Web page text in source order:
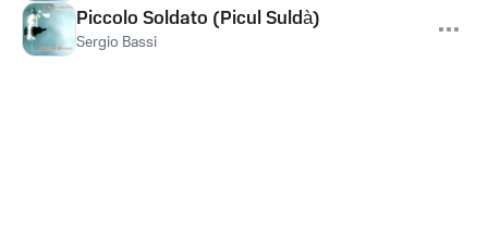
Piccolo Soldato (Picul Suldà)
Sergio Bassi